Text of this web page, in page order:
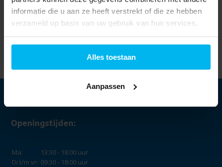
informatie die u aan ze heeft verstrekt of die ze hebben
verzameld op basis van uw gebruik van hun services.
Alles toestaan
Aanpassen
Acer Aspire 3 A315-
44P-R599 - Laptop
699,-
Openingstijden:
Ma:
13:30 - 18:00 uur
Di t/m vr: 09:30 - 18:00 uur